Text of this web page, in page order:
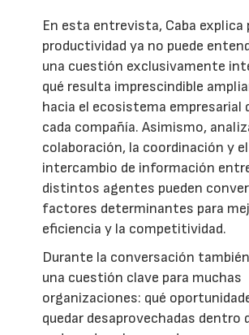
En esta entrevista, Caba explica
productividad ya no puede
una cuestión exclusivamente
qué resulta imprescindible
hacia el ecosistema empresarial
cada compañía. Asimismo,
colaboración, la coordinación y el
intercambio de información
distintos agentes pueden
factores determinantes para
eficiencia y la competitividad.
Durante la conversación
una cuestión clave para muchas
organizaciones: qué
quedar desaprovechadas dentro